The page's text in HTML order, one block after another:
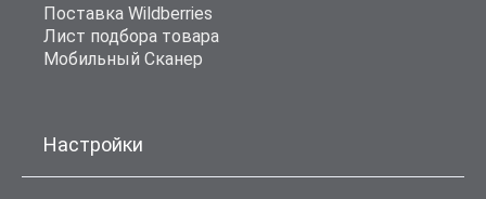
Поставка Wildberries
Лист подбора товара
Мобильный Сканер
Настройки